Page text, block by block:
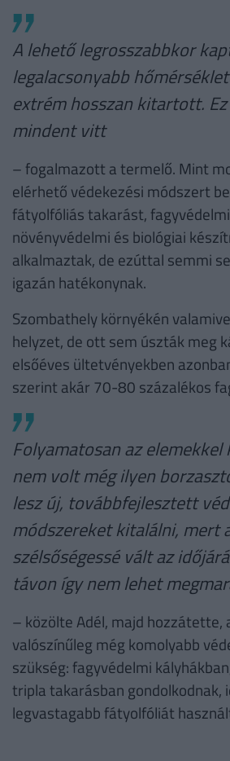
A lehető legrosszabbkor
legalacsonyabb
extrém hosszan kitartott.
mindent vitt
– fogalmazott a termelő. Mint
elérhető védekezési módszert
fátyolfóliás takarást,
növényvédelmi és biológiai
alkalmaztak, de ezúttal semmi
igazán hatékonynak.
Szombathely környékén
helyzet, de ott sem úszták meg
elsőéves ültetvényekben
szerint akár 70-80 százalékos
Folyamatosan az elemekkel
nem volt még ilyen
lesz új, továbbfejlesztett
módszereket kitalálni, mert
szélsőségessé vált az
távon így nem lehet
– közölte Adél, majd hozzátette,
valószínűleg még komolyabb
szükség: fagyvédelmi
tripla takarásban gondolkodnak,
legvastagabb fátyolfóliát